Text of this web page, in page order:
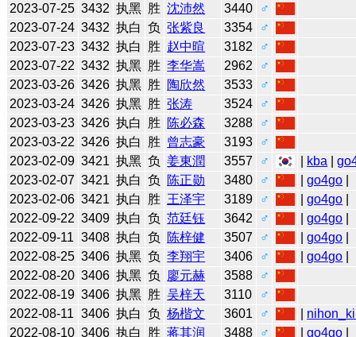
2023-07-25 3432 执黑 胜 沈沛然 3440
♂
2023-07-24 3432 执白 负 张紫良 3354
♂
2023-07-23 3432 执白 胜 赵中暄 3182
♂
2023-07-22 3432 执黑 胜 李华嵩 2962
♂
2023-03-26 3426 执黑 胜 陶欣然 3533
♂
2023-03-24 3426 执黑 胜 张涛 3524
♂
2023-03-23 3426 执白 胜 陈必森 3288
♂
2023-03-22 3426 执白 胜 曾志豪 3193
♂
2023-02-09 3421 执黑 负 姜東潤 3557 ♂ kba |
2023-02-07 3421 执白 负 陈正勋 3480 ♂ |go4go
2023-02-06 3421 执白 胜 王泽宇 3189 ♂ |go4go
2022-09-22 3409 执白 负 范廷钰 3642 ♂ |go4go
2022-09-11 3408 执白 负 陈梓健 3507 ♂ |go4go
2022-08-25 3406 执黑 负 李翔宇 3406 ♂ |go4go
2022-08-20 3406 执黑 负 廖元赫 3588
♂
2022-08-19 3406 执黑 胜 吴梓天 3110
♂
2022-08-11 3406 执白 负 杨楷文 3601 ♂
2022-08-10 3406 执白 胜 蒋其润 3488 ♂ |go4go